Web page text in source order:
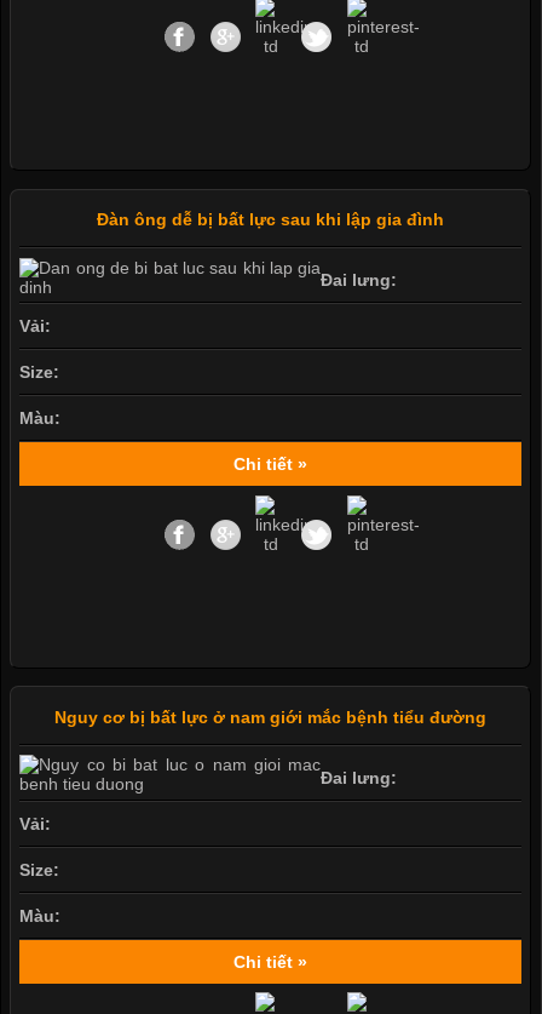
Đàn ông dễ bị bất lực sau khi lập gia đình
Đai lưng:
Vải:
Size:
Màu:
Chi tiết »
Nguy cơ bị bất lực ở nam giới mắc bệnh tiểu đường
Đai lưng:
Vải:
Size:
Màu:
Chi tiết »